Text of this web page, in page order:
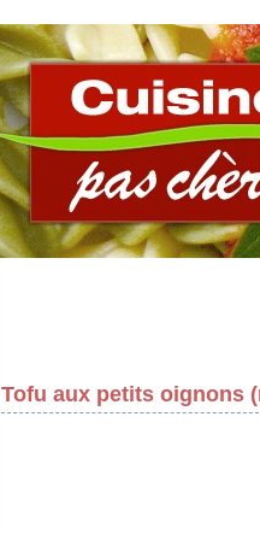
Tofu aux petits oignons